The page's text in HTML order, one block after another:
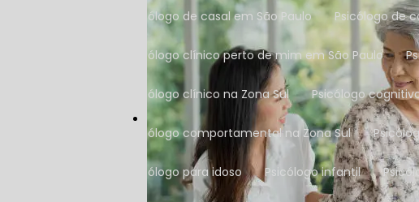
Psicólogo de casal em São Paulo Psicólogo de
Psicólogo clínico perto de mim em São Paulo
Psicólogo clínico na Zona Sul Psicólogo
Psicólogo comportamental na Zona Sul
Psicólogo para idoso Psicólogo infantil